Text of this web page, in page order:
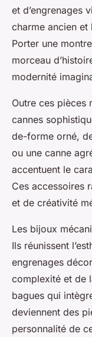
et d’engrenages
charme ancien
Porter une
morceau
modernité
Outre ces pièces
cannes
de-forme orné,
ou une canne
accentuent le
Ces accessoires
et de créativité
Les bijoux
Ils réunissent
engrenages
complexité et de
bagues qui
deviennent des
personnalité de